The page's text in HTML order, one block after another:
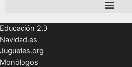
Educación 2.0
Navidad.es
Juguetes.org
Monólogos